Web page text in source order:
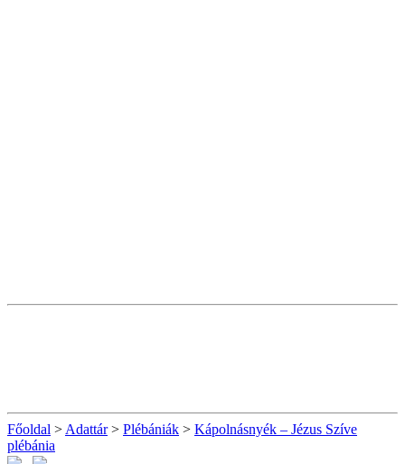
Főoldal > Adattár> Plébániák > Kápolnásnyék – Jézus Szíve
plébánia